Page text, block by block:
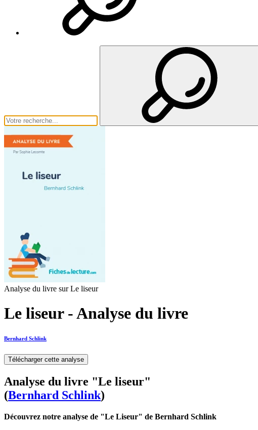
Analyse du livre sur Le liseur
Le liseur - Analyse du livre
Bernhard Schlink
Télécharger cette analyse
Analyse du livre "Le liseur"
(Bernhard Schlink)
Découvrez notre analyse de "Le Liseur" de Bernhard Schlink